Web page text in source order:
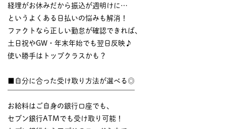
経理がお休みだから振込が週明けに…
というよくある日払いの悩みも解消！
ファクトなら正しい勤怠が確認できれば、
土日祝やGW・年末年始でも翌日反映♪
使い勝手はトップクラスかも？
■自分に合った受け取り方法が選べる◎
お給料はご自身の銀行口座でも、
セブン銀行ATMでも受け取り可能！